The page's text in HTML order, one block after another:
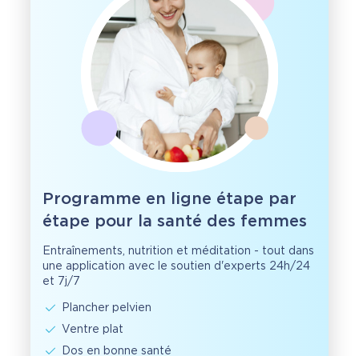
Programme en ligne étape par
étape pour la santé des femmes
Entraînements, nutrition et méditation - tout dans
une application avec le soutien d'experts 24h/24
et 7j/7
Plancher pelvien
Ventre plat
Dos en bonne santé